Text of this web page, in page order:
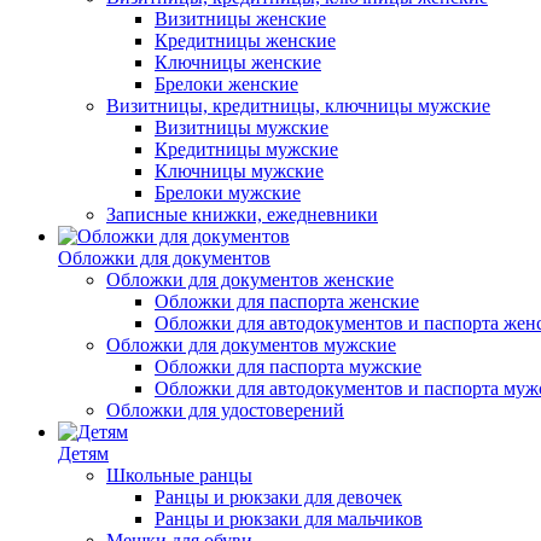
Визитницы женские
Кредитницы женские
Ключницы женские
Брелоки женские
Визитницы, кредитницы, ключницы мужские
Визитницы мужские
Кредитницы мужские
Ключницы мужские
Брелоки мужские
Записные книжки, ежедневники
Обложки для документов
Обложки для документов женские
Обложки для паспорта женские
Обложки для автодокументов и паспорта
Обложки для документов мужские
Обложки для паспорта мужские
Обложки для автодокументов и паспорта
Обложки для удостоверений
Детям
Школьные ранцы
Ранцы и рюкзаки для девочек
Ранцы и рюкзаки для мальчиков